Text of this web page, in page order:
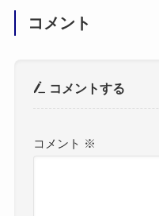
コメント
コメントする
コメント ※